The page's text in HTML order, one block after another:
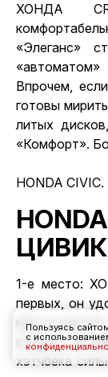
ХОНДА
«Элеганс»
Впрочем,
готовы
литых
«Комфорт».
HONDA CIVIC.
ЦИВИК
1-е место:
первых, он
места для
вторых,
хэтчбека
Пользуясь
с